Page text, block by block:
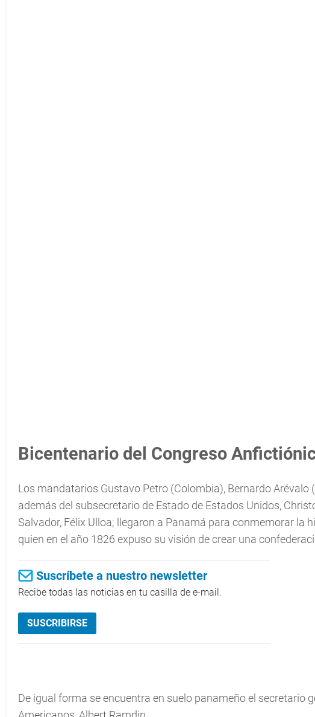
Bicentenario del Congreso
Los mandatarios Gustavo Petro (Colombia), Bernardo
además del subsecretario de Estado de Estados Unidos,
Salvador, Félix Ulloa; llegaron a Panamá para conmemorar la
quien en el año 1826 expuso su visión de crear una
Suscríbete a nuestro newsletter
Recibe todas las noticias en tu casilla de e-mail.
SUSCRIBIRSE
De igual forma se encuentra en suelo panameño el secretario